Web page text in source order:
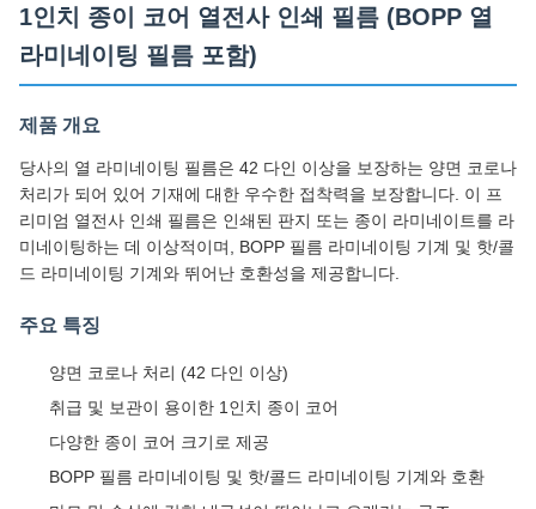
1인치 종이 코어 열전사 인쇄 필름 (BOPP 열
라미네이팅 필름 포함)
제품 개요
당사의 열 라미네이팅 필름은 42 다인 이상을 보장하는 양면 코로나
처리가 되어 있어 기재에 대한 우수한 접착력을 보장합니다. 이 프
리미엄 열전사 인쇄 필름은 인쇄된 판지 또는 종이 라미네이트를 라
미네이팅하는 데 이상적이며, BOPP 필름 라미네이팅 기계 및 핫/콜
드 라미네이팅 기계와 뛰어난 호환성을 제공합니다.
주요 특징
양면 코로나 처리 (42 다인 이상)
취급 및 보관이 용이한 1인치 종이 코어
다양한 종이 코어 크기로 제공
BOPP 필름 라미네이팅 및 핫/콜드 라미네이팅 기계와 호환